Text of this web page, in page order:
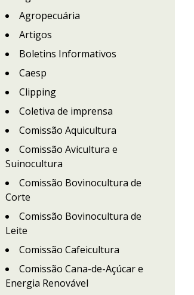
Agropecuária
Artigos
Boletins Informativos
Caesp
Clipping
Coletiva de imprensa
Comissão Aquicultura
Comissão Avicultura e
Suinocultura
Comissão Bovinocultura de
Corte
Comissão Bovinocultura de
Leite
Comissão Cafeicultura
Comissão Cana-de-Açúcar e
Energia Renovável